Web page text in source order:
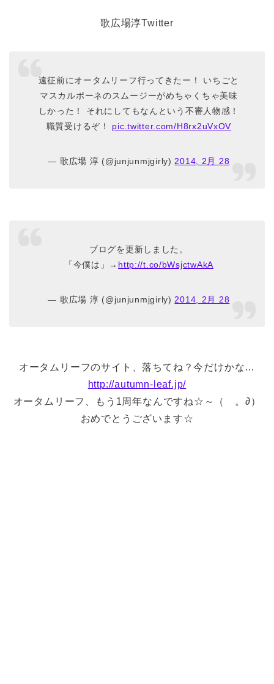
歌広場淳Twitter
遠征前にオータムリーフ行ってきたー！ いちごと
マスカルポーネのスムージーがめちゃくちゃ美味
しかった！ それにしてもなんという不審人物感！
職質受けるぞ！ pic.twitter.com/H8rx2uVxOV
— 歌広場 淳 (@junjunmjgirly) 2014, 2月 28
ブログを更新しました。
「今僕は」→ http://t.co/bWsjctwAkA
— 歌広場 淳 (@junjunmjgirly) 2014, 2月 28
オータムリーフのサイト、落ちてね？今だけかな…
http://autumn-leaf.jp/
オータムリーフ、もう1周年なんですね☆～（ゝ。∂）
おめでとうございます☆